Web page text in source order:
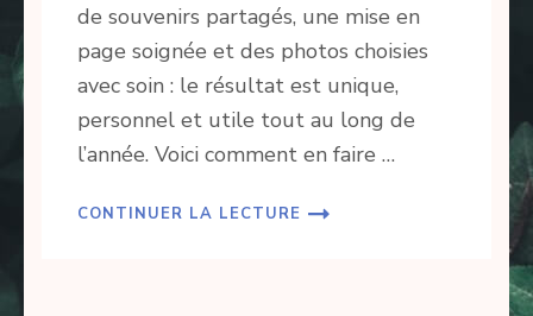
de souvenirs partagés, une mise en
page soignée et des photos choisies
avec soin : le résultat est unique,
personnel et utile tout au long de
l’année. Voici comment en faire …
CONTINUER LA LECTURE